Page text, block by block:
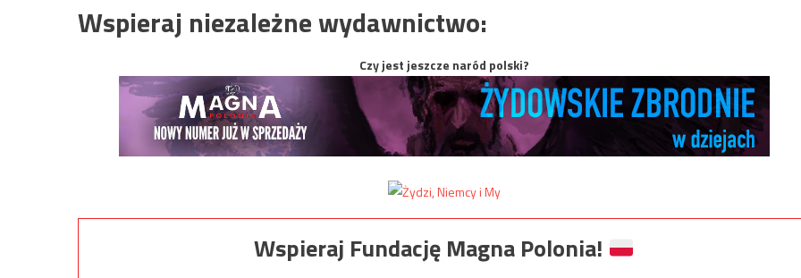
Wspieraj niezależne wydawnictwo:
Czy jest jeszcze naród polski?
Wspieraj Fundację Magna Polonia!